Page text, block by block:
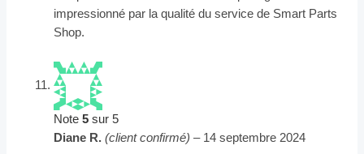
impressionné par la qualité du service de Smart Parts
Shop.
Note5 sur 5
Diane R.(client confirmé) – 14 septembre 2024